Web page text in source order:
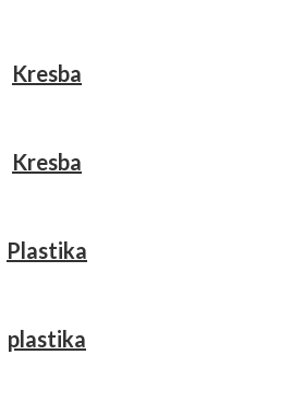
Kresba
Kresba
Plastika
plastika